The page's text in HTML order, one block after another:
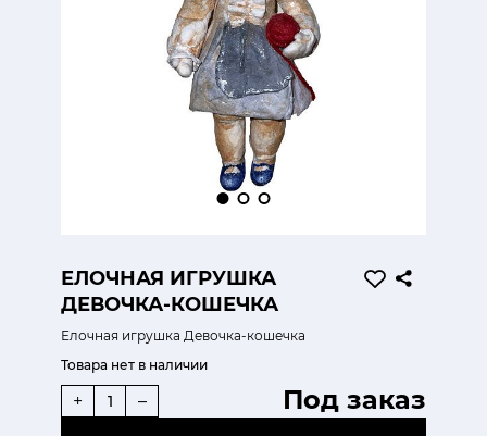
ЕЛОЧНАЯ ИГРУШКА
ДЕВОЧКА-КОШЕЧКА
Елочная игрушка Девочка-кошечка
Товара нет в наличии
Под заказ
+ –